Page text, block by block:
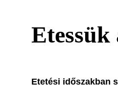
Etessük
Etetési időszakban